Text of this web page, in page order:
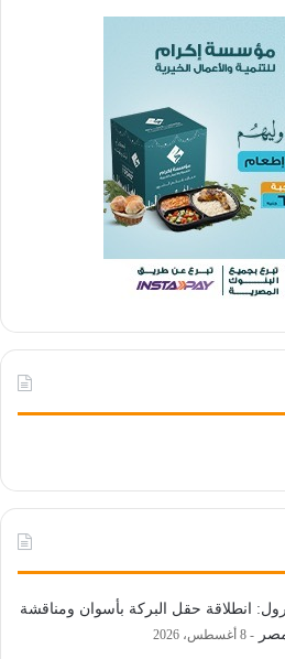
انطلاقة حقل البركة بأسوان ومناقشة
8 أغسطس، 2026